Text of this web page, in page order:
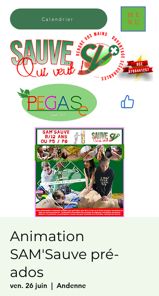
ME
NU
Calendrier
Animation
SAM'Sauve pré-
ados
ven. 26 juin
  |
Andenne